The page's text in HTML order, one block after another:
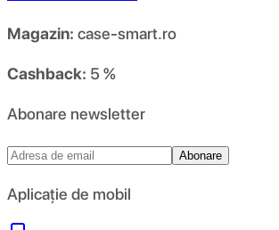
Magazin: case-smart.ro
Cashback: 5 %
Abonare newsletter
Abonare
Aplicație de mobil